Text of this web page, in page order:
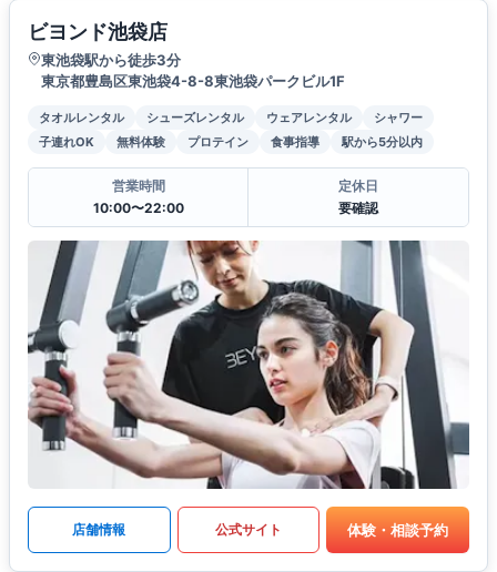
ビヨンド池袋店
東池袋駅から徒歩3分
東京都豊島区東池袋4-8-8東池袋パークビル1F
タオルレンタル シューズレンタル ウェアレンタル
シャワー
子連れOK
無料体験 プロテイン 食事指導 駅から5分以内
営業時間
10:00〜22:00
定休日
要確認
店舗情報 公式サイト 体験・相談予約